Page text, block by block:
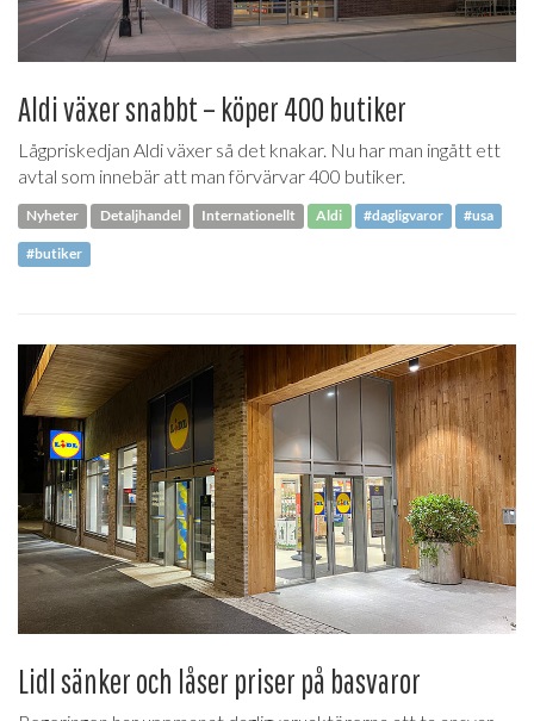
Aldi växer snabbt – köper 400 butiker
Lågpriskedjan Aldi växer så det knakar. Nu har man ingått ett
avtal som innebär att man förvärvar 400 butiker.
Nyheter Detaljhandel Internationellt Aldi #dagligvaror #usa
#butiker
Lidl sänker och låser priser på basvaror